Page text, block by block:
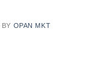
BY OPAN MKT